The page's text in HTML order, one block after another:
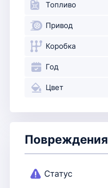
Топливо
Привод
Коробка
Год
Цвет
Повреждения
Статус